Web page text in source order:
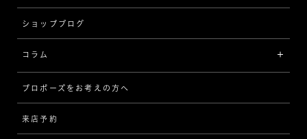
V字
[セッテイングから選ぶ]
ソリテール
ワンサイドメレ
ブライダルアイテム
ショップブログ
コラム
インタビュー
指輪
プロポーズをお考えの方へ
来店予約